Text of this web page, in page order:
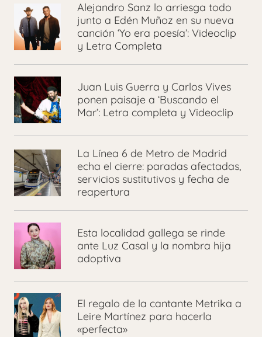
Alejandro Sanz lo arriesga todo
junto a Edén Muñoz en su nueva
canción ‘Yo era poesía’: Videoclip
y Letra Completa
Juan Luis Guerra y Carlos Vives
ponen paisaje a ‘Buscando el
Mar’: Letra completa y Videoclip
La Línea 6 de Metro de Madrid
echa el cierre: paradas afectadas,
servicios sustitutivos y fecha de
reapertura
Esta localidad gallega se rinde
ante Luz Casal y la nombra hija
adoptiva
El regalo de la cantante Metrika a
Leire Martínez para hacerla
«perfecta»